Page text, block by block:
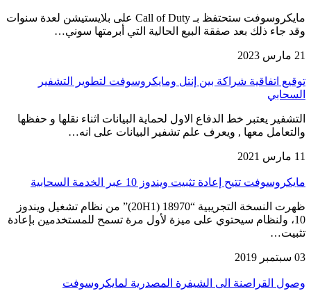
مايكروسوفت ستحتفظ بـ Call of Duty على بلايستيشن لعدة سنوات
وقد جاء ذلك بعد صفقة البيع الحالية التي أبرمتها سوني…
21 مارس 2023
توقيع اتفاقية شراكة بين إنتل ومايكروسوفت لتطوير التشفير
السحابي
التشفير يعتبر خط الدفاع الاول لحماية البيانات اثناء نقلها و حفظها
والتعامل معها , ويعرف علم تشفير البيانات على انه…
11 مارس 2021
مايكروسوفت تتيح إعادة تثبيت ويندوز 10 عبر الخدمة السحابية
ظهرت النسخة التجريبية “18970 (20H1)” من نظام تشغيل ويندوز
10، ولنظام سيحتوي على ميزة لأول مرة تسمح للمستخدمين بإعادة
تثبيت…
03 سبتمبر 2019
وصول القراصنة الى الشيفرة المصدرية لمايكروسوفت